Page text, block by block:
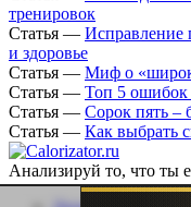
тренировок
Статья — Исправление
и здоровье
Статья — Миф о
Статья — Топ 5 ошибок
Статья — Сорок пять –
Статья — Как выбрать
Анализируй то, что ты